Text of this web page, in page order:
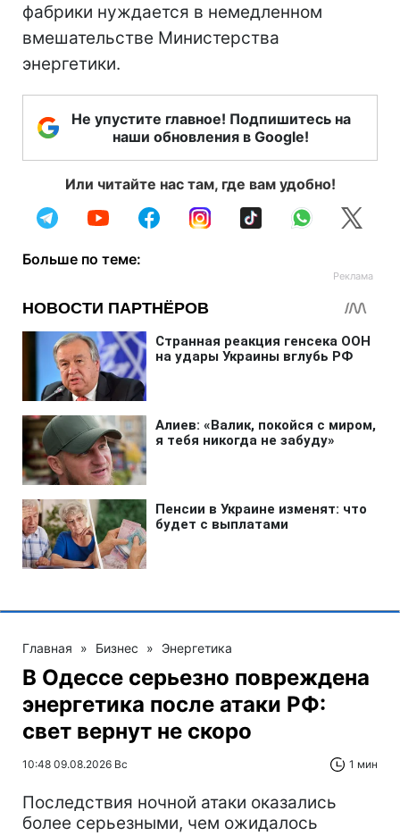
фабрики нуждается в немедленном
вмешательстве Министерства
энергетики.
Не упустите главное! Подпишитесь на
наши обновления в Google!
Или читайте нас там, где вам удобно!
Больше по теме:
Главная » Бизнес » Энергетика
В Одессе серьезно повреждена
энергетика после атаки РФ:
свет вернут не скоро
10:48 09.08.2026 Вс 1 мин
Последствия ночной атаки оказались
более серьезными, чем ожидалось